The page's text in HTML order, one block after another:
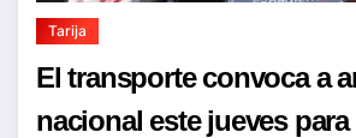
Tarija
El transporte convoca a
nacional este jueves